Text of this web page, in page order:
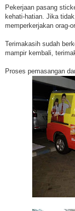
Pekerjaan pasang
kehati-hatian. Jika
memperkerjakan orag-
Terimakasih sudah
mampir kembali,
Proses pemasangan